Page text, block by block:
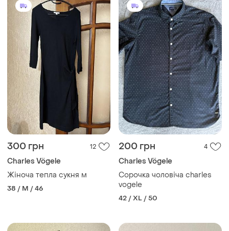
300 грн 12
Charles Vögele
Жіноча тепла сукня м
38 / M / 46
200 грн 4
Charles Vögele
Сорочка чоловіча charles
vogele
42 / XL / 50